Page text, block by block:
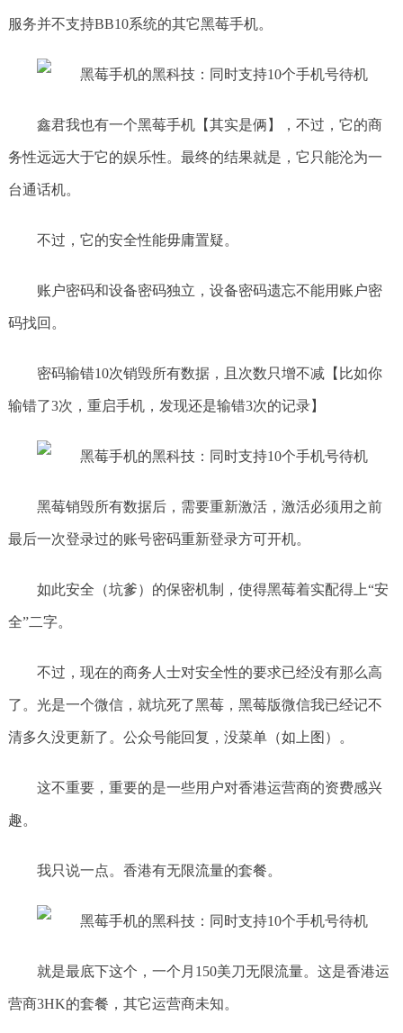
服务并不支持BB10系统的其它黑莓手机。
鑫君我也有一个黑莓手机【其实是俩】，不过，它的商
务性远远大于它的娱乐性。最终的结果就是，它只能沦为一
台通话机。
不过，它的安全性能毋庸置疑。
账户密码和设备密码独立，设备密码遗忘不能用账户密
码找回。
密码输错10次销毁所有数据，且次数只增不减【比如你
输错了3次，重启手机，发现还是输错3次的记录】
黑莓销毁所有数据后，需要重新激活，激活必须用之前
最后一次登录过的账号密码重新登录方可开机。
如此安全（坑爹）的保密机制，使得黑莓着实配得上“安
全”二字。
不过，现在的商务人士对安全性的要求已经没有那么高
了。光是一个微信，就坑死了黑莓，黑莓版微信我已经记不
清多久没更新了。公众号能回复，没菜单（如上图）。
这不重要，重要的是一些用户对香港运营商的资费感兴
趣。
我只说一点。香港有无限流量的套餐。
就是最底下这个，一个月150美刀无限流量。这是香港运
营商3HK的套餐，其它运营商未知。